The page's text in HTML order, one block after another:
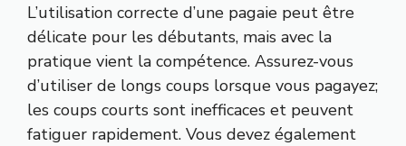
L’utilisation correcte d’une pagaie peut être
délicate pour les débutants, mais avec la
pratique vient la compétence. Assurez-vous
d’utiliser de longs coups lorsque vous pagayez;
les coups courts sont inefficaces et peuvent
fatiguer rapidement. Vous devez également